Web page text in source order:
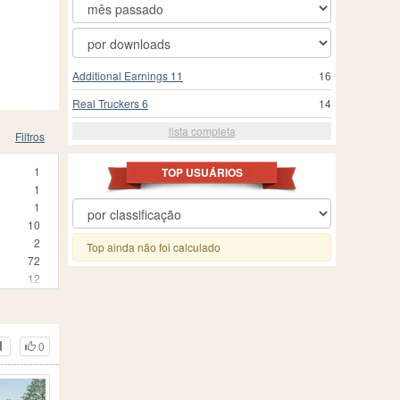
Filtros
1
1
1
10
2
72
12
3
1
210
0
16
Additional Earnings 11
14
Real Truckers 6
lista completa
TOP USUÁRIOS
Top ainda não foi calculado